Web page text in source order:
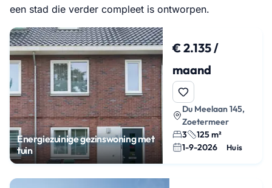
een stad die verder compleet is ontworpen.
Energiezuinige gezinswoning met
tuin
€ 2.135 /
maand
Du Meelaan 145,
Zoetermeer
3
125 m²
1-9-2026
Huis